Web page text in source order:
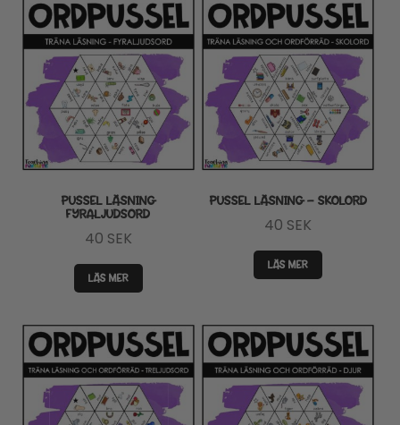
PUSSEL LÄSNING
FYRALJUDSORD
40 SEK
LÄS MER
PUSSEL LÄSNING – SKOLORD
40 SEK
LÄS MER